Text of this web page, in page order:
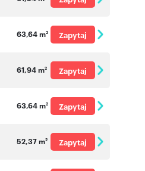
63,64 m2
Zapytaj
61,94 m2
Zapytaj
63,64 m2
Zapytaj
52,37 m2
Zapytaj